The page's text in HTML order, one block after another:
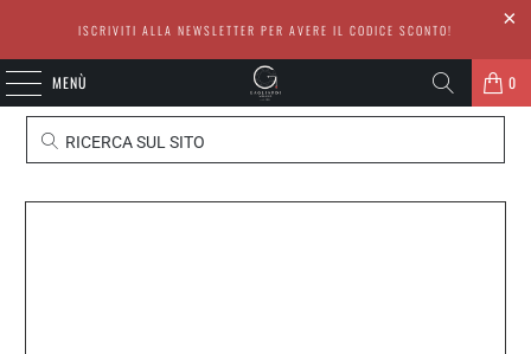
ISCRIVITI ALLA NEWSLETTER PER AVERE IL CODICE SCONTO!
MENÙ 0
RICERCA SUL SITO